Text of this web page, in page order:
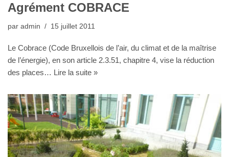
Agrément COBRACE
par admin 15 juillet 2011
Le Cobrace (Code Bruxellois de l’air, du climat et de la maîtrise
de l’énergie), en son article 2.3.51, chapitre 4, vise la réduction
des places… Lire la suite »